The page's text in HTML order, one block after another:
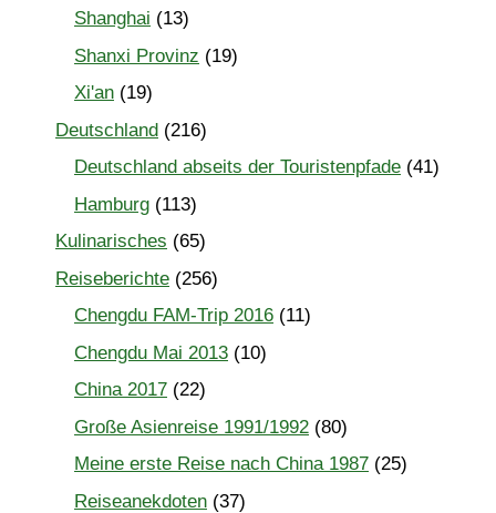
Shanghai (13)
Shanxi Provinz (19)
Xi'an (19)
Deutschland (216)
Deutschland abseits der Touristenpfade (41)
Hamburg (113)
Kulinarisches (65)
Reiseberichte (256)
Chengdu FAM-Trip 2016 (11)
Chengdu Mai 2013 (10)
China 2017 (22)
Große Asienreise 1991/1992 (80)
Meine erste Reise nach China 1987 (25)
Reiseanekdoten (37)